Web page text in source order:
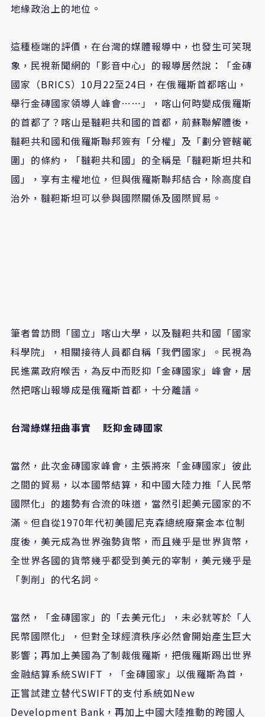
地緣政治上的地位。
這種極端的評價，在台灣的媒體報導中，也發生可笑現
象，民視新聞網的「影音中心」的報導居然說：「金磚
國家（BRICS）10月22至24日，在俄羅斯首都喀山，
舉行金磚國家領導人峰會⋯⋯」，喀山何時變成俄羅斯
的首都了？喀山是韃靼共和國的首都，前蘇聯解體後，
韃靼共和國和俄羅斯聯邦簽有「分權」及「劃分管轄範
圍」的條約，「韃靼共和國」的全稱是「韃靼斯坦共和
國」，享有主權地位，但與俄羅斯聯邦結合，除高度自
治外，韃靼斯坦可以參與國際關係及國際貿易。
筆者曾訪問「國立」喀山大學，以及韃靼共和國「國家
科學院」，相關接待人員都自稱「我們國家」。民視為
民進黨政府喉舌，為反中而貶抑「金磚國家」峰會，居
然把喀山報導成是俄羅斯首都，十分離譜。
台灣綠媒扭曲事實 貶抑金磚國家
當然，此次金磚國家峰會，主張將來「金磚國家」彼此
之間的貿易，以本國幣結算，和中國大陸力推「人民幣
國際化」的趨勢有合流的味道，當然引起美元國家的不
滿。但自從1970年代初美國尼克森總統廢棄金本位制
度後，美元成為世界強勢貨幣，而且幾乎是世界貨幣，
全世界各國的貨幣幾乎都受到美元的宰制，美元幾乎是
「剝削」的代名詞。
當然，「金磚國家」的「去美元化」，未必就等於「人
民幣國際化」，但對全球經濟秩序必然會開始產生巨大
影響；再加上美國為了制裁俄羅斯，把俄羅斯踢出世界
金融結算系統SWIFT ，「金磚國家」以俄羅斯為首，
正嘗試建立替代SWIFT的支付系統如New
Development Bank，再加上中國大陸推動的跨國人